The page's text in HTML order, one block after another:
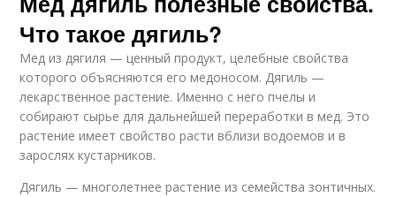
Что такое дягиль?
Мед из дягиля — ценный продукт, целебные свойства
которого объясняются его медоносом. Дягиль —
лекарственное растение. Именно с него пчелы и
собирают сырье для дальнейшей переработки в мед. Это
растение имеет свойство расти вблизи водоемов и в
зарослях кустарников.
Дягиль — многолетнее растение из семейства зонтичных.